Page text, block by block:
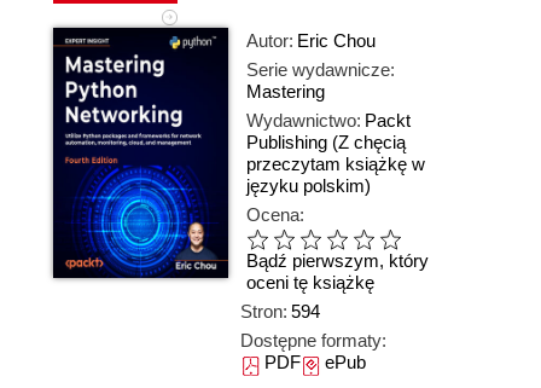
Autor: Eric Chou
Serie wydawnicze:
Mastering
Wydawnictwo: Packt
Publishing (Z chęcią
przeczytam książkę w
języku polskim)
Ocena:
Bądź pierwszym, który
oceni tę książkę
Stron: 594
Dostępne formaty:
PDFePub